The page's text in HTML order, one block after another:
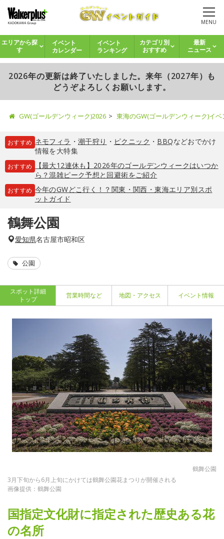
MENU
エリアから探
す
イベント
カレンダー
イベント
ランキング
カテゴリ別
おすすめ
最新
ニュース
2026年の更新は終了いたしました。来年（2027年）も
どうぞよろしくお願いします。
GW(ゴールデンウィーク)2026 東海のGW(ゴールデンウィーク)イ
おすすめ ネモフィラ ・ 潮干狩り ・ ピクニック ・ BBQなどおでかけ
情報を大特集
おすすめ
【最大12連休も】2026年のゴールデンウィークはいつか
ら？混雑ピーク予想と回避術をご紹介
おすすめ 今年のGWどこ行く！？関東・関西・東海エリア別スポ
ットガイド
鶴舞公園
愛知県名古屋市昭和区
公園
スポット詳細
トップ
営業時間など 地図・アクセス イベント情報
鶴舞公園
3月下旬から6月上旬にかけては鶴舞公園花まつりが開催される
画像提供：鶴舞公園
国指定文化財に指定された歴史ある花
の名所